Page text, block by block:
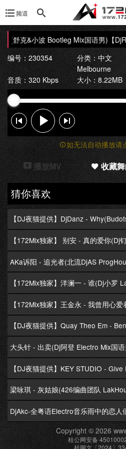
频道
(舒克&小波 Bootleg Mix国语男)【
编号：230354
分类：中文
Melbourne
音质：320 Kbps 大小：8.22MB
如无法自动播放请
播放MV 收藏
猜你喜欢
【DJ夜猫提供】DjDanz -
【172Mix独家】 别安 - 真的爱你(Dj
AKa诉阳 - 追光者(北流DjAS
【172Mix独家】洋澜一 - 谁(Dj小罗
大头针 - 出卖(Dj阿登 Electro Mix国
梁咏琪 - 灰姑娘(426编曲团队
DjAkc-全粤语Electro音乐雨中的恋人
Copyright © 2026
桂公网安备
桂网文〔2024〕